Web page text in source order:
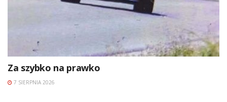
Za szybko na prawko
7 SIERPNIA 2026